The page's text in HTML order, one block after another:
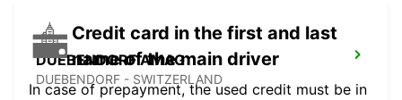
DUEBENDORF AMAG
DUEBENDORF - SWITZERLAND
Credit card in the first and last
name of the main driver
In case of prepayment, the used credit must be in